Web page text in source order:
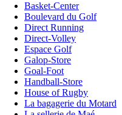
Basket-Center
Boulevard du Golf
Direct Running
Direct-Volley
Espace Golf
Galop-Store
Goal-Foot
Handball-Store
House of Rugby
La bagagerie du Motard